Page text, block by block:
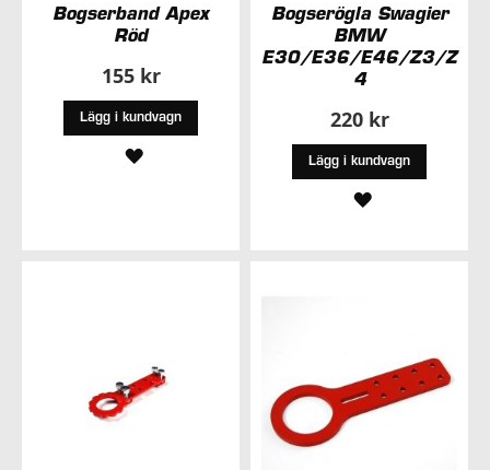
Bogserband Apex
Röd
155 kr
Lägg i kundvagn
LÄGG
Bogserögla Swagier
BMW
E30/E36/E46/Z3/Z
4
220 kr
Lägg i kundvagn
LÄGG